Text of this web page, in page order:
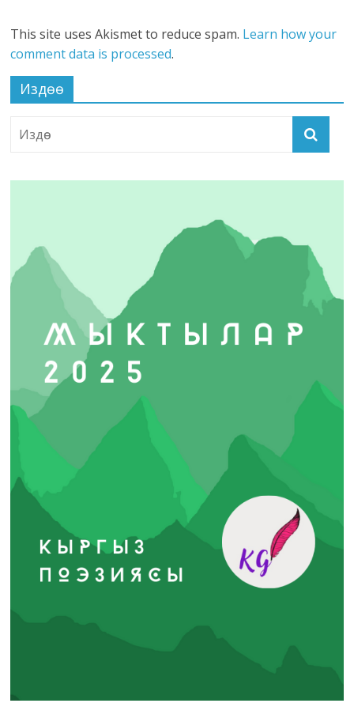
This site uses Akismet to reduce spam. Learn how your
comment data is processed.
Издөө